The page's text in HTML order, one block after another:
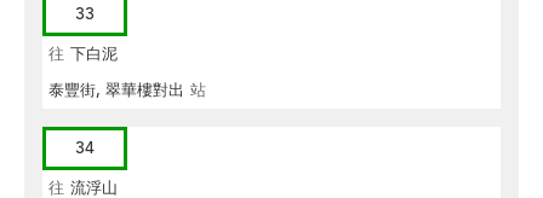
33
往 下白泥
泰豐街, 翠華樓對出 站
34
往 流浮山